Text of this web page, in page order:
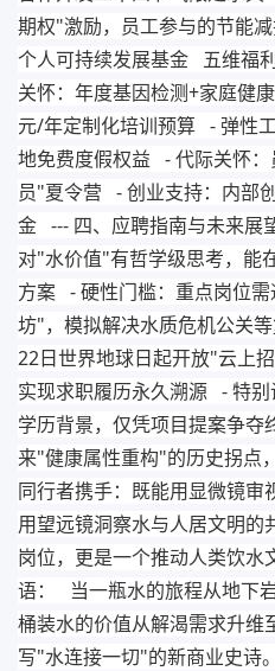
期权"激励，员工参与的节能
个人可持续发展基金 五维福
关怀：年度基因检测+家庭健
元/年定制化培训预算 - 弹性
地免费度假权益 - 代际关怀
员"夏令营 - 创业支持：内部
金 --- 四、应聘指南与未来展
对"水价值"有哲学级思考，能
方案 - 硬性门槛：重点岗位
坊"，模拟解决水质危机公关
22日世界地球日起开放"云上
实现求职履历永久溯源 - 特
学历背景，仅凭项目提案争
来"健康属性重构"的历史拐点
同行者携手：既能用显微镜
用望远镜洞察水与人居文明的
岗位，更是一个推动人类饮水
语： 当一瓶水的旅程从地下
桶装水的价值从解渴需求升维
写"水连接一切"的新商业史诗